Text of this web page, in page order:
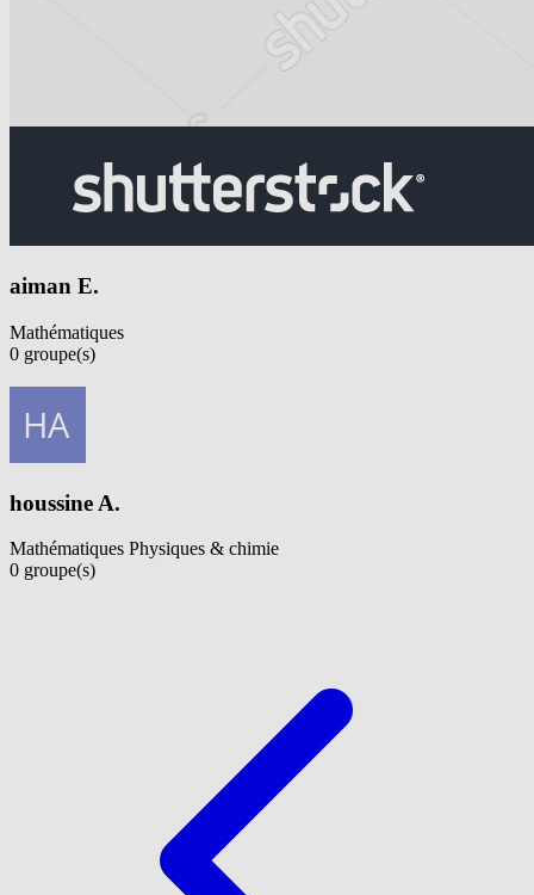
aiman E.
Mathématiques
0 groupe(s)
houssine A.
Mathématiques Physiques & chimie
0 groupe(s)